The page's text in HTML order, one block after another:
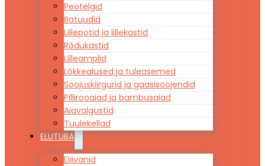
Peotelgid
Batuudid
Lillepotid ja lillekastid
Rõdukastid
Lilleamplid
Lõkkealused ja tuleasemed
Soojuskiirgurid ja gaasisoojendid
Pillirooaiad ja bambusaiad
Aiavalgustid
Tuulekellad
ELUTUBA
Diivanid